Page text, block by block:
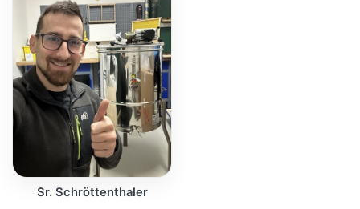
Sr. Schröttenthaler